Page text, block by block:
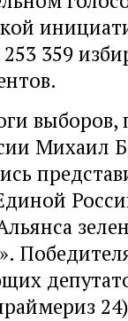
359
выборов,
Михаил